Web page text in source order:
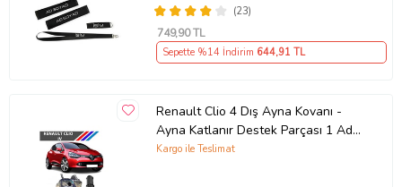
(23)
749,90 TL
Sepette %14 İndirim 644,91 TL
Renault Clio 4 Dış Ayna Kovanı -
Ayna Katlanır Destek Parçası 1 Adet
490307706 M3625
Kargo ile Teslimat